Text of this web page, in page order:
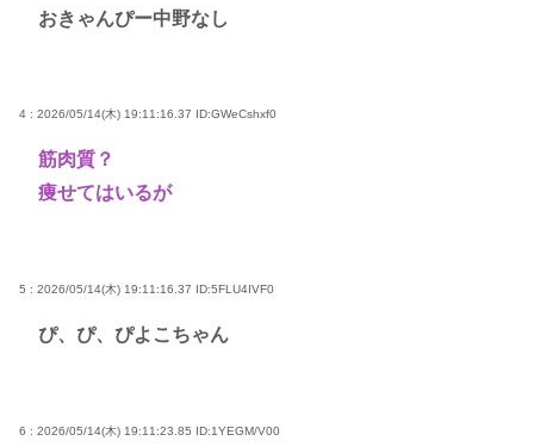
おきゃんぴー中野なし
4 : 2026/05/14(木) 19:11:16.37 ID:GWeCshxf0
筋肉質？
痩せてはいるが
5 : 2026/05/14(木) 19:11:16.37 ID:5FLU4IVF0
ぴ、ぴ、ぴよこちゃん
6 : 2026/05/14(木) 19:11:23.85 ID:1YEGM/V00